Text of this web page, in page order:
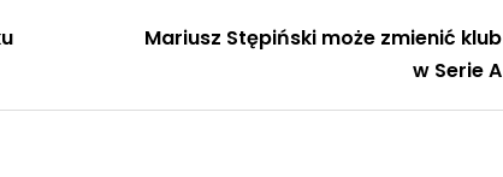
Mariusz Stępiński może zmienić klub
w Serie A